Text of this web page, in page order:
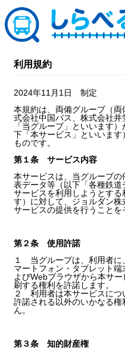
利用規約
2024年11月1日 制定
本規約は、両備グループ（
式会社中国バス、株式会社
「当グループ」といいます
下「本サービス」といいま
ものです。
第１条 サービス内容
本サービスは、当グループ
表データ等（以下「各種鉄
サービスを利用しようとす
す）に対して、ジョルダン
サービスの提供を行うことを
第２条 使用許諾
１ 当グループは、利用者に
マートフォン・タブレット
よびWebブラウザから本サ
刷する権利を許諾します。
２ 利用者は本サービスにつ
許諾される以外のいかなる
ん。
第３条 知的財産権